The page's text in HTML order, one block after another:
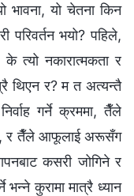
यो चेतना किन
भयो? पहिले,
त्यो नकारात्मकता र
थिएन र? म त अत्यन्तै
गर्ने क्रममा, तैँले
र तैँले आफूलाई अरूसँग
कसरी जोगिने र
भन्‍ने कुरामा मात्रै ध्यान